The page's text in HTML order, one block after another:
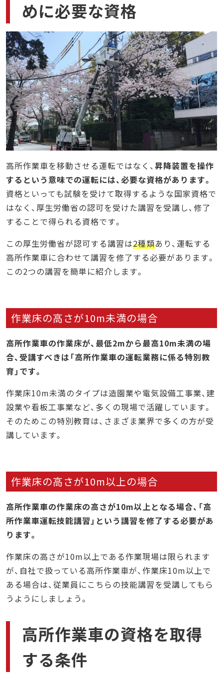
めに必要な資格
高所作業車を移動させる運転ではなく、 昇降装置を操作
するという意味での運転には、必要な資格があります。
資格といっても試験を受けて取得するような国家資格で
はなく、厚生労働省の認可を受けた講習を受講し、修了
することで得られる資格です。
この厚生労働省が認可する講習は2種類あり、運転する
高所作業車に合わせて講習を修了する必要があります。
この2つの講習を簡単に紹介します。
作業床の高さが10m未満の場合
高所作業車の作業床が、最低2mから最高10m未満の場
合、受講すべきは「高所作業車の運転業務に係る特別教
育」です。
作業床10m未満のタイプは造園業や電気設備工事業、建
設業や看板工事業など、多くの現場で活躍しています。
そのためこの特別教育は、さまざま業界で多くの方が受
講しています。
作業床の高さが10m以上の場合
高所作業車の作業床の高さが10m以上となる場合、「高
所作業車運転技能講習」という講習を修了する必要があ
ります。
作業床の高さが10m以上である作業現場は限られます
が、自社で扱っている高所作業車が、作業床10m以上で
ある場合は、従業員にこちらの技能講習を受講してもら
うようにしましょう。
高所作業車の資格を取得
する条件